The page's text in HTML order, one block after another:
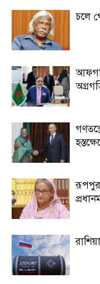
চলে
রূপপুর